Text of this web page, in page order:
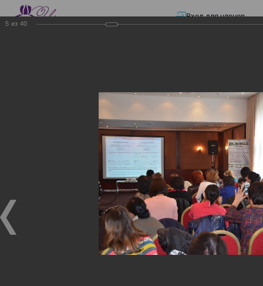
Вход для членов
Изменения в трудовом и налоговом
налоговое декларирование, изменения в налоговом законодательстве
2017 года в части ИПН и СН
Изменения в трудовом и
налоговом
законодательстве:
Обязательное
медицинское страхование,
5 из 40